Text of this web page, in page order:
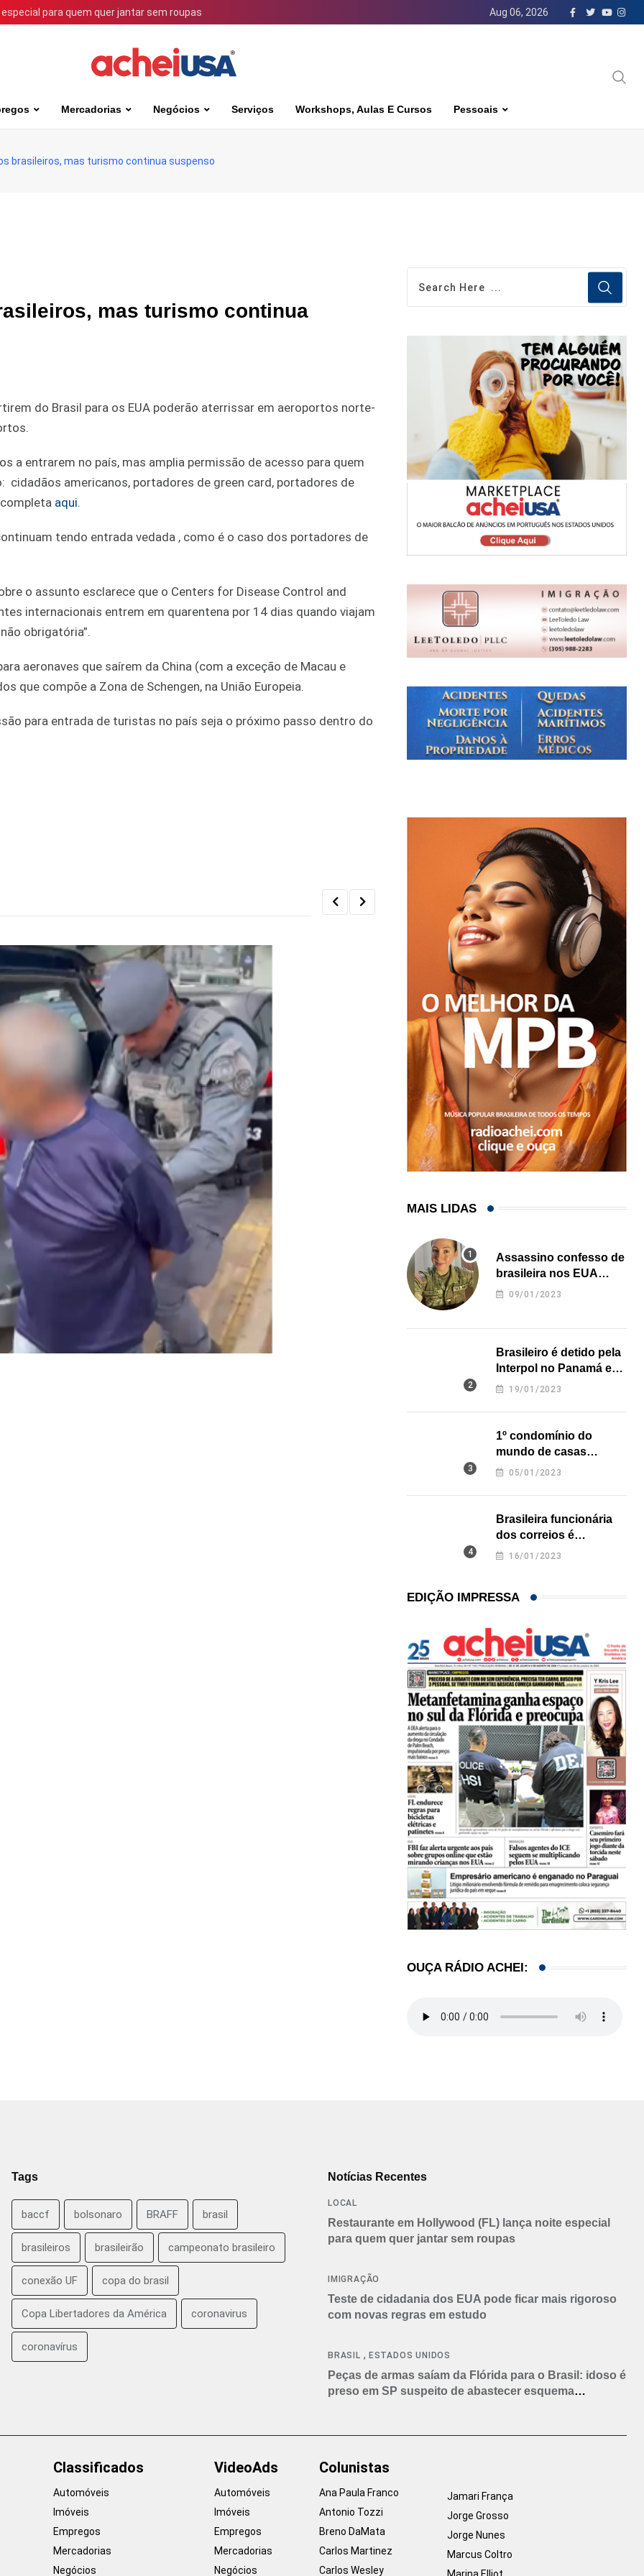
para quem quer jantar sem roupas Aug 06, 2026
Mercadorias Negócios Serviços Workshops, Aulas E Cursos Pessoais
brasileiros, mas turismo continua suspenso
mas turismo continua
do Brasil para os EUA poderão aterrissar em aeroportos norte-
a entrarem no país, mas amplia permissão de acesso para quem
cidadãos americanos, portadores de green card, portadores de
aqui.
tendo entrada vedada , como é o caso dos portadores de
o assunto esclarece que o Centers for Disease Control and
internacionais entrem em quarentena por 14 dias quando viajam
obrigatória”.
aeronaves que saírem da China (com a exceção de Macau e
que compõe a Zona de Schengen, na União Europeia.
para entrada de turistas no país seja o próximo passo dentro do
ESTADOS UNIDOS ,
Em medida inédita, EUA revogam visto de
MAIS LIDAS
Assassino confesso de
brasileira nos EUA
revela onde deixou o
09/01/2023
Brasileiro é detido pela
Interpol no Panamá e
pode pegar prisão
19/01/2023
1º condomínio do
mundo de casas
impressas em 3D é
05/01/2023
Brasileira funcionária
dos correios é
assassinada a facadas
16/01/2023
EDIÇÃO IMPRESSA
OUÇA RÁDIO ACHEI:
Tags
baccf bolsonaro BRAFF brasil
brasileiros brasileirão campeonato brasileiro
conexão UF copa do brasil
Copa Libertadores da América coronavirus
coronavírus
Notícias Recentes
LOCAL
Restaurante em Hollywood (FL) lança noite especial
para quem quer jantar sem roupas
IMIGRAÇÃO
Teste de cidadania dos EUA pode ficar mais rigoroso
com novas regras em estudo
BRASIL , ESTADOS UNIDOS
Peças de armas saíam da Flórida para o Brasil: idoso é
preso em SP suspeito de abastecer esquema
Classificados
Automóveis
Imóveis
Empregos
Mercadorias
Negócios
VideoAds
Automóveis
Imóveis
Empregos
Mercadorias
Negócios
Colunistas
Ana Paula Franco
Antonio Tozzi
Breno DaMata
Carlos Martinez
Carlos Wesley
Jamari França
Jorge Grosso
Jorge Nunes
Marcus Coltro